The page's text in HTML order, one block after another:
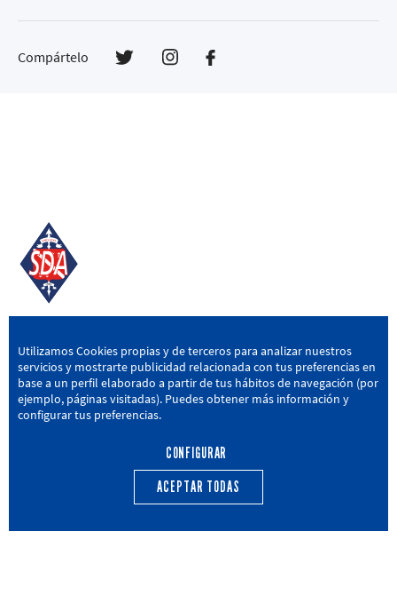
Compártelo
SD AMOREBIETA
San Miguel Kalea, 16, 48340 Amorebieta, Bizkaia
946 604 751 | sda@sdamorebieta.eus
CANTERA ACTUALIDAD
Utilizamos Cookies propias y de terceros para analizar nuestros
servicios y mostrarte publicidad relacionada con tus preferencias en
base a un perfil elaborado a partir de tus hábitos de navegación (por
ejemplo, páginas visitadas). Puedes obtener más información y
configurar tus preferencias.
CONFIGURAR
ACEPTAR TODAS